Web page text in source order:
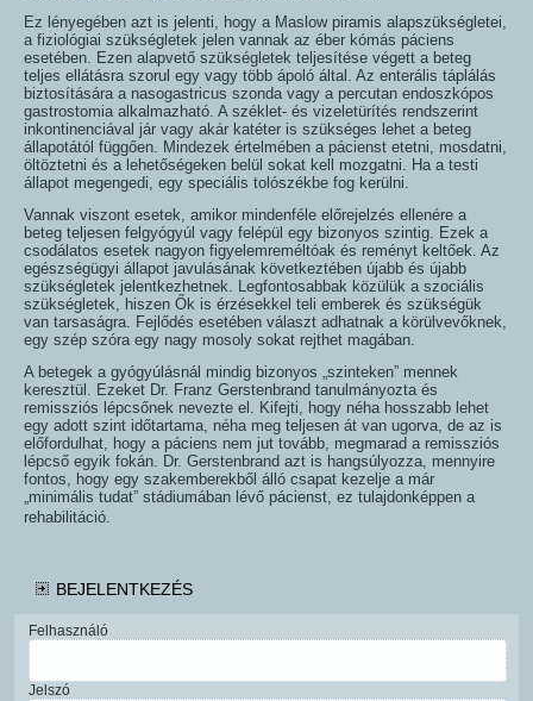
Ez lényegében azt is jelenti, hogy a Maslow piramis alapszükségletei,
a fiziológiai szükségletek jelen vannak az éber kómás páciens
esetében. Ezen alapvető szükségletek teljesítése végett a beteg
teljes ellátásra szorul egy vagy több ápoló által. Az enterális táplálás
biztosítására a nasogastricus szonda vagy a percutan endoszkópos
gastrostomia alkalmazható. A széklet- és vizeletürítés rendszerint
inkontinenciával jár vagy akár katéter is szükséges lehet a beteg
állapotától függően. Mindezek értelmében a pácienst etetni, mosdatni,
öltöztetni és a lehetőségeken belül sokat kell mozgatni. Ha a testi
állapot megengedi, egy speciális tolószékbe fog kerülni.
Vannak viszont esetek, amikor mindenféle előrejelzés ellenére a
beteg teljesen felgyógyúl vagy felépül egy bizonyos szintig. Ezek a
csodálatos esetek nagyon figyelemreméltóak és reményt keltőek. Az
egészségügyi állapot javulásának következtében újabb és újabb
szükségletek jelentkezhetnek. Legfontosabbak közülük a szociális
szükségletek, hiszen Ők is érzésekkel teli emberek és szükségük
van tarsaságra. Fejlődés esetében választ adhatnak a körülvevőknek,
egy szép szóra egy nagy mosoly sokat rejthet magában.
A betegek a gyógyúlásnál mindig bizonyos „szinteken” mennek
keresztül. Ezeket Dr. Franz Gerstenbrand tanulmányozta és
remissziós lépcsőnek nevezte el. Kifejti, hogy néha hosszabb lehet
egy adott szint időtartama, néha meg teljesen át van ugorva, de az is
előfordulhat, hogy a páciens nem jut tovább, megmarad a remissziós
lépcső egyik fokán. Dr. Gerstenbrand azt is hangsúlyozza, mennyire
fontos, hogy egy szakemberekből álló csapat kezelje a már
„minimális tudat” stádiumában lévő pácienst, ez tulajdonképpen a
rehabilitáció.
BEJELENTKEZÉS
Felhasználó
Jelszó